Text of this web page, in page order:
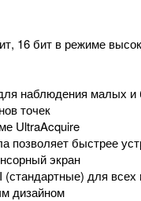
16 бит в режиме
наблюдения малых
точек
UltraAcquire
позволяет быстрее
экран
для всех
дизайном